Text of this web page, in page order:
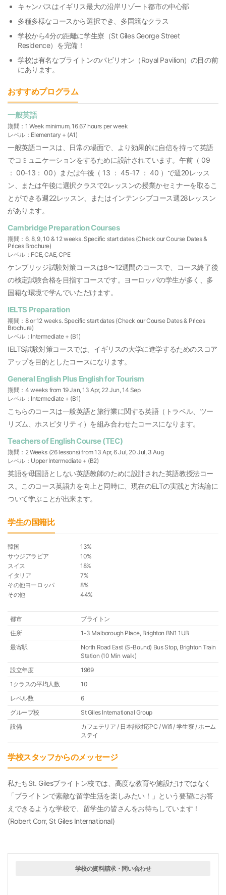
キャンパスはイギリス最大の沿岸リゾート都市の中心部
多種多様なコースから選択でき、多国籍なクラス
学校から4分の距離に学生寮（St Giles George Street
Residence）を完備！
学校は有名なブライトンのパビリオン（Royal Pavilion）の目の前
にあります。
おすすめプログラム
一般英語
期間：1 Week minimum, 16.67 hours per week
レベル：Elementary + (A1)
一般英語コースは、日常の場面で、より効果的に自信を持って英語
でコミュニケーションをするために設計されています。午前（ 09
： 00-13： 00）または午後（ 13 ： 45-17 ： 40 ）で週20レッス
ン、または午後に選択クラスで2レッスンの授業かセミナーを取るこ
とができる週22レッスン、またはインテンシブコース週28レッスン
があります。
Cambridge Preparation Courses
期間：6, 8, 9, 10 & 12 weeks. Specific start dates (Check our Course Dates &
Prices Brochure)
レベル：FCE, CAE, CPE
ケンブリッジ試験対策コースは8〜12週間のコースで、コース終了後
の検定試験合格を目指すコースです。ヨーロッパの学生が多く、多
国籍な環境で学んでいただけます。
IELTS Preparation
期間：8 or 12 weeks. Specific start dates (Check our Course Dates & Prices
Brochure)
レベル：Intermediate + (B1)
IELTS試験対策コースでは、イギリスの大学に進学するためのスコア
アップを目的としたコースになります。
General English Plus English for Tourism
期間：4 weeks from 19 Jan, 13 Apr, 22 Jun, 14 Sep
レベル：Intermediate + (B1)
こちらのコースは一般英語と旅行業に関する英語（トラベル、ツー
リズム、ホスピタリティ）を組み合わせたコースになります。
Teachers of English Course (TEC)
期間：2 Weeks (26 lessons) from 13 Apr, 6 Jul, 20 Jul, 3 Aug
レベル：Upper Intermediate + (B2)
英語を母国語としない英語教師のために設計された英語教授法コー
ス。このコース英語力を向上と同時に、現在のELTの実践と方法論に
ついて学ぶことが出来ます。
学生の国籍比
韓国
13%
サウジアラビア
10%
スイス
18%
イタリア
7%
その他ヨーロッパ
8%
その他
44%
都市
ブライトン
住所
1-3 Malborough Place, Brighton BN1 1UB
最寄駅
North Road East (S-Bound) Bus Stop, Brighton Train
Station (10 Min walk)
設立年度
1969
1クラスの平均人数
10
レベル数
6
グループ校
St Giles International Group
設備
カフェテリア / 日本語対応PC / Wifi / 学生寮 / ホーム
ステイ
学校スタッフからのメッセージ
私たちSt. Gilesブライトン校では、高度な教育や施設だけではなく
「ブライトンで素敵な留学生活を楽しみたい！」という要望にお答
えできるような学校で、留学生の皆さんをお待ちしています！
(Robert Corr, St Giles International)
学校の資料請求・問い合わせ